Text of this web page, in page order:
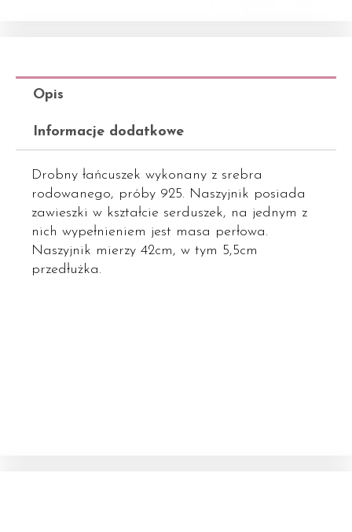
Opis
Informacje dodatkowe
Drobny łańcuszek wykonany z srebra
rodowanego, próby 925. Naszyjnik posiada
zawieszki w kształcie serduszek, na jednym z
nich wypełnieniem jest masa perłowa.
Naszyjnik mierzy 42cm, w tym 5,5cm
przedłużka.